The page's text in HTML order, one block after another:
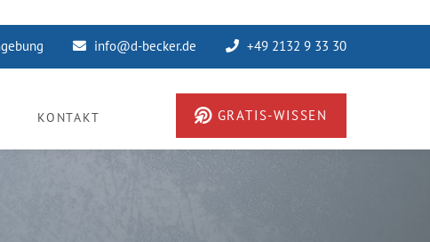
info@d-becker.de +49 2132 9 33 30
KONTAKT GRATIS-WISSEN